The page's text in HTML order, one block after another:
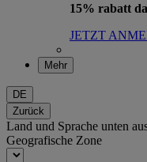
15% rabatt
JETZT
Mehr
DE
Zurück
Land und Sprache unten
Geografische Zone